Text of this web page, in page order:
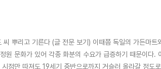
뿌리고 기른다 (글 전문 보기) 이때쯤 독일의 가든마트
원 문화가 있어 각종 화분의 수요가 급증하기 때문이다.
점만 따져도 19세기 중반으로까지 거슬러 올라갈 정도